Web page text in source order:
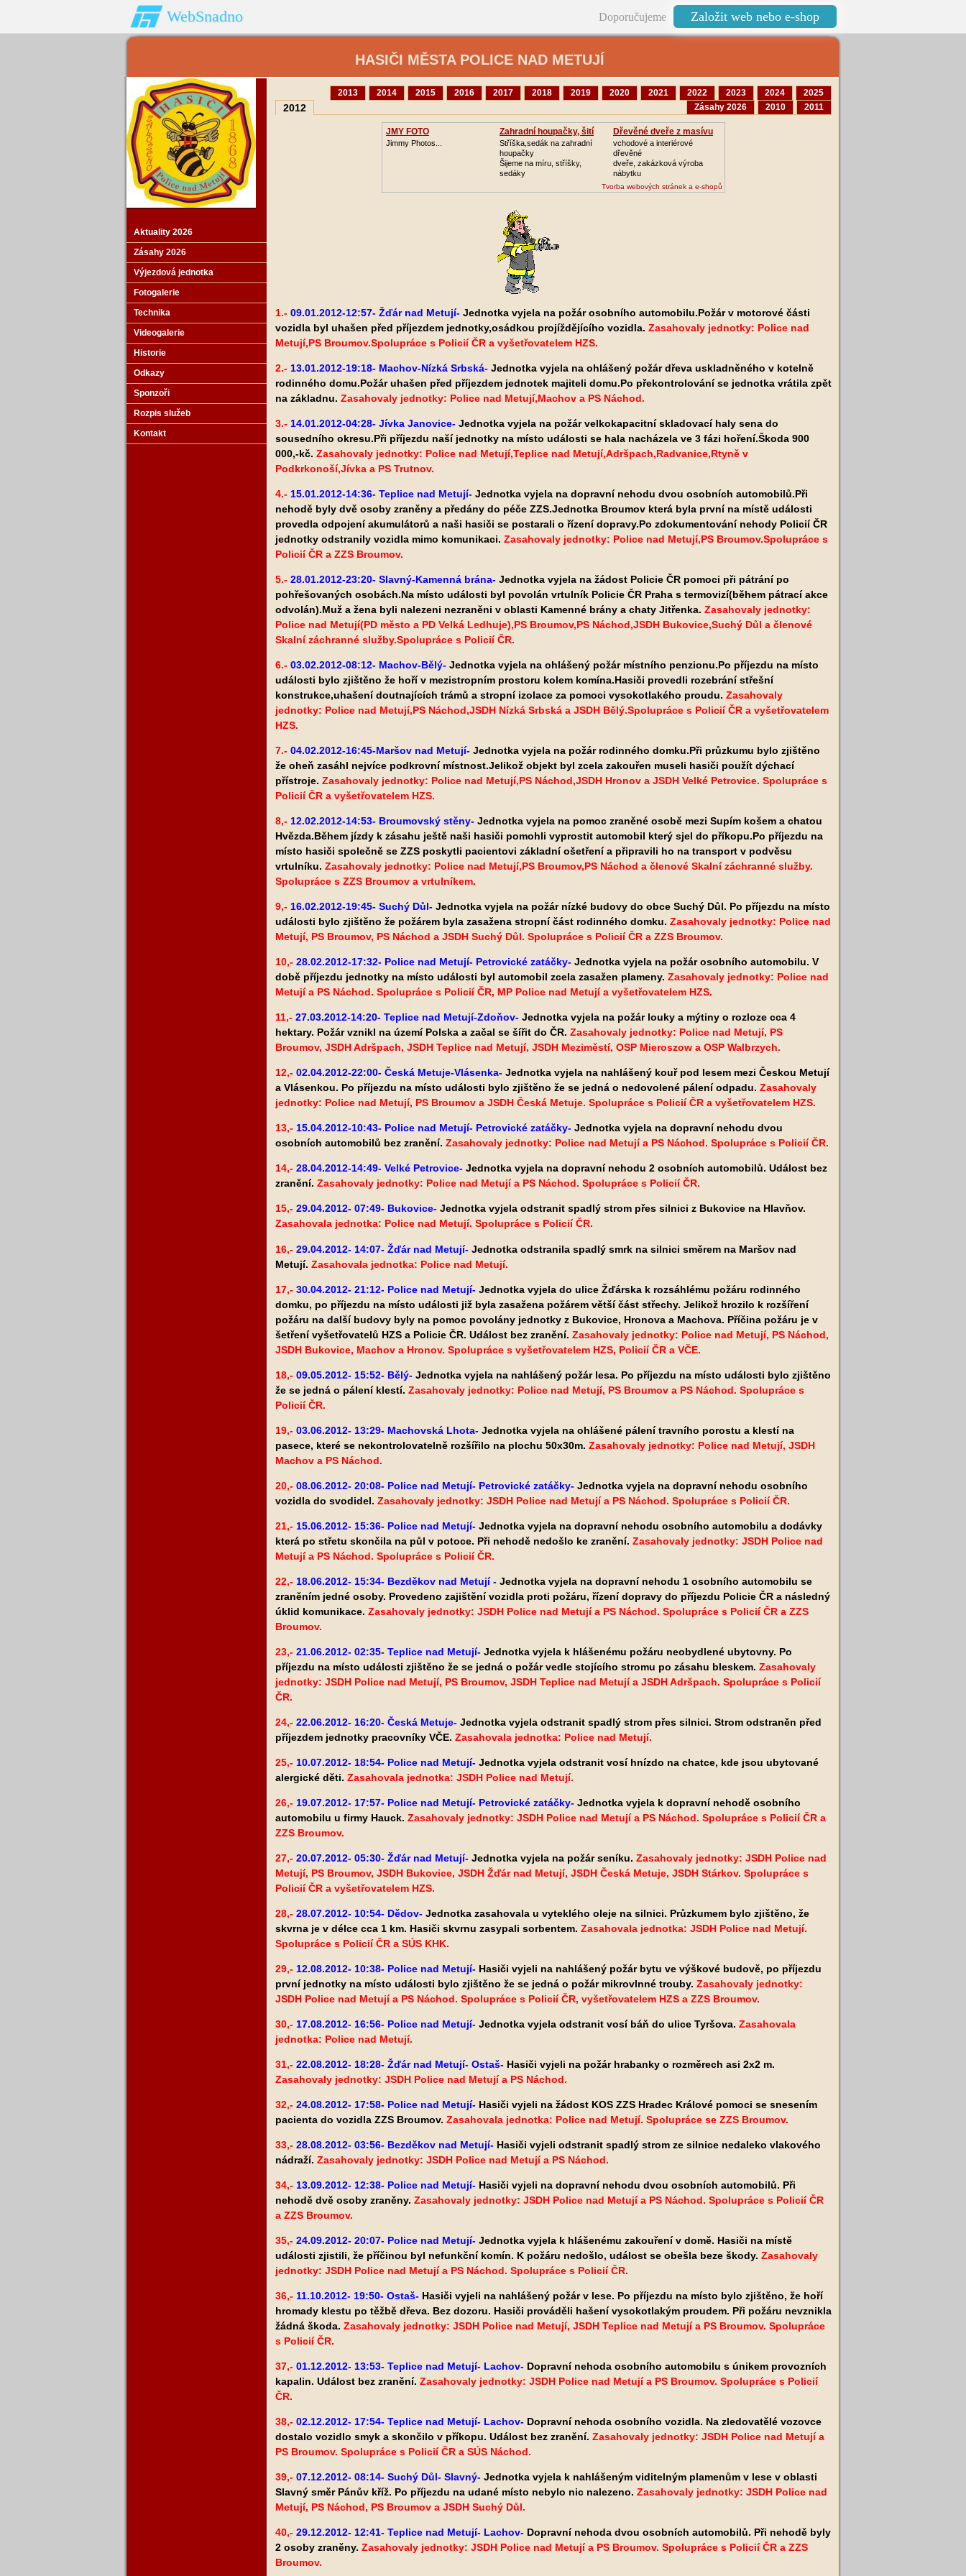
WebSnadno Doporučujeme Založit web nebo e-shop
HASIČI MĚSTA POLICE NAD METUJÍ
Aktuality 2026
Zásahy 2026
Výjezdová jednotka
Fotogalerie
Technika
Videogalerie
Historie
Odkazy
Sponzoři
Rozpis služeb
Kontakt
2012
2025
2024
2023
2022
2021
2020
2019
2018
2017
2016
2015
2014
2013
2011
2010
Zásahy 2026
JMY FOTO
Jimmy Photos...
Zahradní houpačky, šití
Stříška,sedák na zahradní
houpačky
Šijeme na míru, stříšky,
sedáky
Dřevěné dveře z masívu
vchodové a interiérové
dřevěné
dveře, zakázková výroba
nábytku
Tvorba webových stránek a e-shopů
1.- 09.01.2012-12:57- Žďár nad Metují- Jednotka vyjela na požár osobního automobilu.Požár v motorové části
vozidla byl uhašen před příjezdem jednotky,osádkou projíždějícího vozidla. Zasahovaly jednotky: Police nad
Metují,PS Broumov.Spolupráce s Policií ČR a vyšetřovatelem HZS.
2.- 13.01.2012-19:18- Machov-Nízká Srbská- Jednotka vyjela na ohlášený požárdřeva uskladněného v kotelně
rodinného domu.Požár uhašen před příjezdem jednotek majiteli domu.Po překontrolování se jednotka vrátila zpět
na základnu. Zasahovaly jednotky: Police nad Metují,Machov a PS Náchod.
3.- 14.01.2012-04:28- Jívka Janovice- Jednotka vyjela na požár velkokapacitní skladovací haly sena do
sousedního okresu.Při příjezdu naší jednotky na místo události se hala nacházela ve 3 fázi hoření.Škoda 900
000,-kč. Zasahovaly jednotky: Police nad Metují,Teplice nad Metují,Adršpach,Radvanice,Rtyně v
Podkrkonoší,Jívka a PS Trutnov.
4.- 15.01.2012-14:36- Teplice nad Metují- Jednotka vyjela na dopravní nehodu dvou osobních automobilů.Při
nehodě byly dvě osoby zraněny a předány do péče ZZS.Jednotka Broumov která byla první na místě události
provedla odpojení akumulátorů a naši hasiči se postarali o řízení dopravy.Po zdokumentování nehody Policií ČR
jednotky odstranily vozidla mimo komunikaci. Zasahovaly jednotky: Police nad Metují,PS Broumov.Spolupráce s
Policií ČR a ZZS Broumov.
5.- 28.01.2012-23:20- Slavný-Kamenná brána- Jednotka vyjela na žádost Policie ČR pomoci při pátrání po
pohřešovaných osobách.Na místo události byl povolán vrtulník Policie ČR Praha s termovizí(během pátrací akce
odvolán).Muž a žena byli nalezeni nezraněni v oblasti Kamenné brány a chaty Jitřenka. Zasahovaly jednotky:
Police nad Metují(PD město a PD Velká Ledhuje),PS Broumov,PS Náchod,JSDH Bukovice,Suchý Důl a členové
Skalní záchranné služby.Spolupráce s Policií ČR.
6.- 03.02.2012-08:12- Machov-Bělý- Jednotka vyjela na ohlášený požár místního penzionu.Po příjezdu na místo
události bylo zjištěno že hoří v mezistropním prostoru kolem komína.Hasiči provedli rozebrání střešní
konstrukce,uhašení doutnajících trámů a stropní izolace za pomoci vysokotlakého proudu. Zasahovaly
jednotky: Police nad Metují,PS Náchod,JSDH Nízká Srbská a JSDH Bělý.Spolupráce s Policií ČR a vyšetřovatelem
HZS.
7.- 04.02.2012-16:45-Maršov nad Metují- Jednotka vyjela na požár rodinného domku.Při průzkumu bylo zjištěno
že oheň zasáhl nejvíce podkrovní místnost.Jelikož objekt byl zcela zakouřen museli hasiči použít dýchací
přístroje. Zasahovaly jednotky: Police nad Metují,PS Náchod,JSDH Hronov a JSDH Velké Petrovice. Spolupráce s
Policií ČR a vyšetřovatelem HZS.
8,- 12.02.2012-14:53- Broumovský stěny- Jednotka vyjela na pomoc zraněné osobě mezi Supím košem a chatou
Hvězda.Během jízdy k zásahu ještě naši hasiči pomohli vyprostit automobil který sjel do příkopu.Po příjezdu na
místo hasiči společně se ZZS poskytli pacientovi základní ošetření a připravili ho na transport v podvěsu
vrtulníku. Zasahovaly jednotky: Police nad Metují,PS Broumov,PS Náchod a členové Skalní záchranné služby.
Spolupráce s ZZS Broumov a vrtulníkem.
9,- 16.02.2012-19:45- Suchý Důl- Jednotka vyjela na požár nízké budovy do obce Suchý Důl. Po příjezdu na místo
události bylo zjištěno že požárem byla zasažena stropní část rodinného domku. Zasahovaly jednotky: Police nad
Metují, PS Broumov, PS Náchod a JSDH Suchý Důl. Spolupráce s Policií ČR a ZZS Broumov.
10,- 28.02.2012-17:32- Police nad Metují- Petrovické zatáčky- Jednotka vyjela na požár osobního automobilu. V
době příjezdu jednotky na místo události byl automobil zcela zasažen plameny. Zasahovaly jednotky: Police nad
Metují a PS Náchod. Spolupráce s Policií ČR, MP Police nad Metují a vyšetřovatelem HZS.
11,- 27.03.2012-14:20- Teplice nad Metují-Zdoňov- Jednotka vyjela na požár louky a mýtiny o rozloze cca 4
hektary. Požár vznikl na území Polska a začal se šířit do ČR. Zasahovaly jednotky: Police nad Metují, PS
Broumov, JSDH Adršpach, JSDH Teplice nad Metují, JSDH Meziměstí, OSP Mieroszow a OSP Walbrzych.
12,- 02.04.2012-22:00- Česká Metuje-Vlásenka- Jednotka vyjela na nahlášený kouř pod lesem mezi Českou Metují
a Vlásenkou. Po příjezdu na místo události bylo zjištěno že se jedná o nedovolené pálení odpadu. Zasahovaly
jednotky: Police nad Metují, PS Broumov a JSDH Česká Metuje. Spolupráce s Policií ČR a vyšetřovatelem HZS.
13,- 15.04.2012-10:43- Police nad Metují- Petrovické zatáčky- Jednotka vyjela na dopravní nehodu dvou
osobních automobilů bez zranění. Zasahovaly jednotky: Police nad Metují a PS Náchod. Spolupráce s Policií ČR.
14,- 28.04.2012-14:49- Velké Petrovice- Jednotka vyjela na dopravní nehodu 2 osobních automobilů. Událost bez
zranění. Zasahovaly jednotky: Police nad Metují a PS Náchod. Spolupráce s Policií ČR.
15,- 29.04.2012- 07:49- Bukovice- Jednotka vyjela odstranit spadlý strom přes silnici z Bukovice na Hlavňov.
Zasahovala jednotka: Police nad Metují. Spolupráce s Policií ČR.
16,- 29.04.2012- 14:07- Žďár nad Metují- Jednotka odstranila spadlý smrk na silnici směrem na Maršov nad
Metují. Zasahovala jednotka: Police nad Metují.
17,- 30.04.2012- 21:12- Police nad Metují- Jednotka vyjela do ulice Žďárska k rozsáhlému požáru rodinného
domku, po příjezdu na místo události již byla zasažena požárem větší část střechy. Jelikož hrozilo k rozšíření
požáru na další budovy byly na pomoc povolány jednotky z Bukovice, Hronova a Machova. Příčina požáru je v
šetření vyšetřovatelů HZS a Policie ČR. Událost bez zranění. Zasahovaly jednotky: Police nad Metují, PS Náchod,
JSDH Bukovice, Machov a Hronov. Spolupráce s vyšetřovatelem HZS, Policií ČR a VČE.
18,- 09.05.2012- 15:52- Bělý- Jednotka vyjela na nahlášený požár lesa. Po příjezdu na místo události bylo zjištěno
že se jedná o pálení klestí. Zasahovaly jednotky: Police nad Metují, PS Broumov a PS Náchod. Spolupráce s
Policií ČR.
19,- 03.06.2012- 13:29- Machovská Lhota- Jednotka vyjela na ohlášené pálení travního porostu a klestí na
pasece, které se nekontrolovatelně rozšířilo na plochu 50x30m. Zasahovaly jednotky: Police nad Metují, JSDH
Machov a PS Náchod.
20,- 08.06.2012- 20:08- Police nad Metují- Petrovické zatáčky- Jednotka vyjela na dopravní nehodu osobního
vozidla do svodidel. Zasahovaly jednotky: JSDH Police nad Metují a PS Náchod. Spolupráce s Policií ČR.
21,- 15.06.2012- 15:36- Police nad Metují- Jednotka vyjela na dopravní nehodu osobního automobilu a dodávky
která po střetu skončila na půl v potoce. Při nehodě nedošlo ke zranění. Zasahovaly jednotky: JSDH Police nad
Metují a PS Náchod. Spolupráce s Policií ČR.
22,- 18.06.2012- 15:34- Bezděkov nad Metují - Jednotka vyjela na dopravní nehodu 1 osobního automobilu se
zraněním jedné osoby. Provedeno zajištění vozidla proti požáru, řízení dopravy do příjezdu Policie ČR a následný
úklid komunikace. Zasahovaly jednotky: JSDH Police nad Metují a PS Náchod. Spolupráce s Policií ČR a ZZS
Broumov.
23,- 21.06.2012- 02:35- Teplice nad Metují- Jednotka vyjela k hlášenému požáru neobydlené ubytovny. Po
příjezdu na místo události zjištěno že se jedná o požár vedle stojícího stromu po zásahu bleskem. Zasahovaly
jednotky: JSDH Police nad Metují, PS Broumov, JSDH Teplice nad Metují a JSDH Adršpach. Spolupráce s Policií
ČR.
24,- 22.06.2012- 16:20- Česká Metuje- Jednotka vyjela odstranit spadlý strom přes silnici. Strom odstraněn před
příjezdem jednotky pracovníky VČE. Zasahovala jednotka: Police nad Metují.
25,- 10.07.2012- 18:54- Police nad Metují- Jednotka vyjela odstranit vosí hnízdo na chatce, kde jsou ubytované
alergické děti. Zasahovala jednotka: JSDH Police nad Metují.
26,- 19.07.2012- 17:57- Police nad Metují- Petrovické zatáčky- Jednotka vyjela k dopravní nehodě osobního
automobilu u firmy Hauck. Zasahovaly jednotky: JSDH Police nad Metují a PS Náchod. Spolupráce s Policií ČR a
ZZS Broumov.
27,- 20.07.2012- 05:30- Žďár nad Metují- Jednotka vyjela na požár seníku. Zasahovaly jednotky: JSDH Police nad
Metují, PS Broumov, JSDH Bukovice, JSDH Žďár nad Metují, JSDH Česká Metuje, JSDH Stárkov. Spolupráce s
Policií ČR a vyšetřovatelem HZS.
28,- 28.07.2012- 10:54- Dědov- Jednotka zasahovala u vyteklého oleje na silnici. Průzkumem bylo zjištěno, že
skvrna je v délce cca 1 km. Hasiči skvrnu zasypali sorbentem. Zasahovala jednotka: JSDH Police nad Metují.
Spolupráce s Policií ČR a SÚS KHK.
29,- 12.08.2012- 10:38- Police nad Metují- Hasiči vyjeli na nahlášený požár bytu ve výškové budově, po příjezdu
první jednotky na místo události bylo zjištěno že se jedná o požár mikrovlnné trouby. Zasahovaly jednotky:
JSDH Police nad Metují a PS Náchod. Spolupráce s Policií ČR, vyšetřovatelem HZS a ZZS Broumov.
30,- 17.08.2012- 16:56- Police nad Metují- Jednotka vyjela odstranit vosí báň do ulice Tyršova. Zasahovala
jednotka: Police nad Metují.
31,- 22.08.2012- 18:28- Žďár nad Metují- Ostaš- Hasiči vyjeli na požár hrabanky o rozměrech asi 2x2 m.
Zasahovaly jednotky: JSDH Police nad Metují a PS Náchod.
32,- 24.08.2012- 17:58- Police nad Metují- Hasiči vyjeli na žádost KOS ZZS Hradec Králové pomoci se snesením
pacienta do vozidla ZZS Broumov. Zasahovala jednotka: Police nad Metují. Spolupráce se ZZS Broumov.
33,- 28.08.2012- 03:56- Bezděkov nad Metují- Hasiči vyjeli odstranit spadlý strom ze silnice nedaleko vlakového
nádraží. Zasahovaly jednotky: JSDH Police nad Metují a PS Náchod.
34,- 13.09.2012- 12:38- Police nad Metují- Hasiči vyjeli na dopravní nehodu dvou osobních automobilů. Při
nehodě dvě osoby zraněny. Zasahovaly jednotky: JSDH Police nad Metují a PS Náchod. Spolupráce s Policií ČR
a ZZS Broumov.
35,- 24.09.2012- 20:07- Police nad Metují- Jednotka vyjela k hlášenému zakouření v domě. Hasiči na místě
události zjistili, že příčinou byl nefunkční komín. K požáru nedošlo, událost se obešla beze škody. Zasahovaly
jednotky: JSDH Police nad Metují a PS Náchod. Spolupráce s Policií ČR.
36,- 11.10.2012- 19:50- Ostaš- Hasiči vyjeli na nahlášený požár v lese. Po příjezdu na místo bylo zjištěno, že hoří
hromady klestu po těžbě dřeva. Bez dozoru. Hasiči prováděli hašení vysokotlakým proudem. Při požáru nevznikla
žádná škoda. Zasahovaly jednotky: JSDH Police nad Metují, JSDH Teplice nad Metují a PS Broumov. Spolupráce
s Policií ČR.
37,- 01.12.2012- 13:53- Teplice nad Metují- Lachov- Dopravní nehoda osobního automobilu s únikem provozních
kapalin. Událost bez zranění. Zasahovaly jednotky: JSDH Police nad Metují a PS Broumov. Spolupráce s Policií
ČR.
38,- 02.12.2012- 17:54- Teplice nad Metují- Lachov- Dopravní nehoda osobního vozidla. Na zledovatělé vozovce
dostalo vozidlo smyk a skončilo v příkopu. Událost bez zranění. Zasahovaly jednotky: JSDH Police nad Metují a
PS Broumov. Spolupráce s Policií ČR a SÚS Náchod.
39,- 07.12.2012- 08:14- Suchý Důl- Slavný- Jednotka vyjela k nahlášeným viditelným plamenům v lese v oblasti
Slavný směr Pánův kříž. Po příjezdu na udané místo nebylo nic nalezeno. Zasahovaly jednotky: JSDH Police nad
Metují, PS Náchod, PS Broumov a JSDH Suchý Důl.
40,- 29.12.2012- 12:41- Teplice nad Metují- Lachov- Dopravní nehoda dvou osobních automobilů. Při nehodě byly
2 osoby zraněny. Zasahovaly jednotky: JSDH Police nad Metují a PS Broumov. Spolupráce s Policií ČR a ZZS
Broumov.